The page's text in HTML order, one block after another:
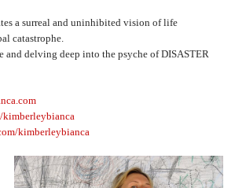
a surreal and uninhibited vision of life
catastrophe.
and delving deep into the psyche of DISASTER
om
kimberleybianca
kimberleybianca